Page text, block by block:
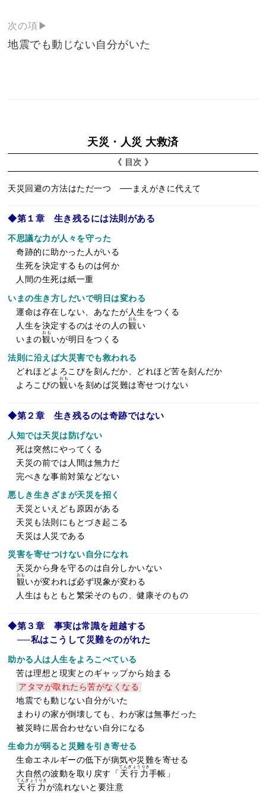
ナ
ビ
ゲ
次の項▶
地震でも動じない自分がいた
天災・人災 大救済
《 目次 》
天災回避の方法はただ一つ ──まえがきに代えて
◆第１章 生き残るには法則がある
不思議な力が人々を守った
奇跡的に助かった人がいる
生死を決定するものは何か
人間の生死は紙一重
いまの生き方しだいで明日は変わる
運命は存在しない、あなたが人生をつくる
人生を決定するのはその人の観
おも
い
いまの観
おも
いが明日をつくる
法則に沿えば大災害でも救われる
どれほどよろこびを刻んだか、どれほど苦を刻んだか
よろこびの観
おも
いを刻めば災難は寄せつけない
◆第２章 生き残るのは奇跡ではない
人知では天災は防げない
死は突然にやってくる
天災の前では人間は無力だ
完ぺきな事前対策などない
悪しき生きざまが天災を招く
天災といえども原因がある
天災も法則にもとづき起こる
天災は人災である
災害を寄せつけない自分になれ
天災から身を守るのは自分しかいない
観
おも
いが変われば必ず現象が変わる
人生はもともと繁栄そのもの、健康そのもの
◆第３章 事実は常識を超越する
──私はこうして災難をのがれた
助かる人は人生をよろこべている
苦は理想と現実とのギャップから始まる
アタマが取れたら苦がなくなる
地震でも動じない自分がいた
まわりの家が倒壊しても、わが家は無事だった
被災時に居合わせない自分になる
生命力が弱ると災難を引き寄せる
生命エネルギーの低下が病気や災難を寄せる
大自然の波動を取り戻す「 天行力
てんぎょうりき
手帳」
天行力
てんぎょうりき
が流れないと要注意